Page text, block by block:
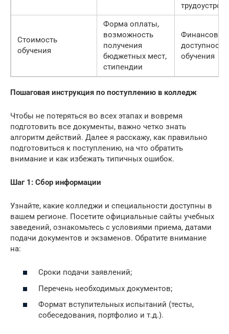
Стоимость
обучения
Форма оплаты,
возможность
получения
бюджетных мест,
стипендии
Финансовая
доступность
обучения
Пошаговая инструкция по поступлению в колледж
Чтобы не потеряться во всех этапах и вовремя
подготовить все документы, важно четко знать
алгоритм действий. Далее я расскажу, как правильно
подготовиться к поступлению, на что обратить
внимание и как избежать типичных ошибок.
Шаг 1: Сбор информации
Узнайте, какие колледжи и специальности доступны в
вашем регионе. Посетите официальные сайты учебных
заведений, ознакомьтесь с условиями приема, датами
подачи документов и экзаменов. Обратите внимание
на:
Сроки подачи заявлений;
Перечень необходимых документов;
Формат вступительных испытаний (тесты,
собеседования, портфолио и т.д.).